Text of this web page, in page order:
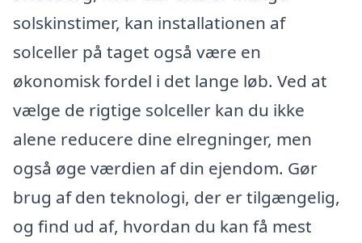
solskinstimer, kan installationen af
solceller på taget også være en
økonomisk fordel i det lange løb. Ved at
vælge de rigtige solceller kan du ikke
alene reducere dine elregninger, men
også øge værdien af din ejendom. Gør
brug af den teknologi, der er tilgængelig,
og find ud af, hvordan du kan få mest